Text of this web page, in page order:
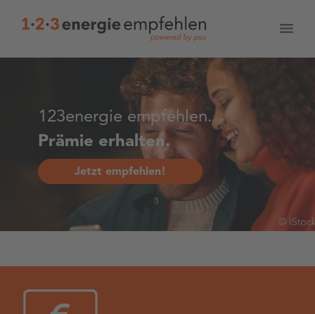
123energie empfehlen.
Prämie erhalten.
Jetzt empfehlen!